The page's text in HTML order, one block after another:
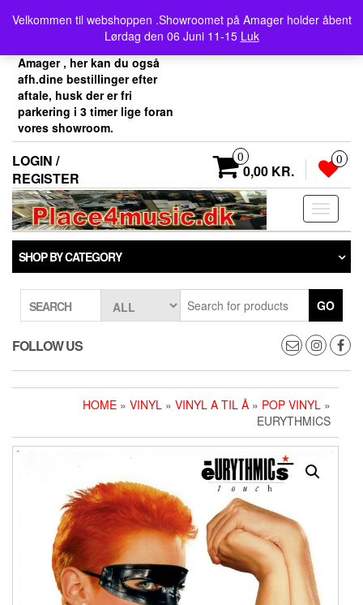
content
Velkommen til webshoppen .Showroomet på Amager holder åbent
Lørdag den 06 Juni 11-15 Luk
Velkommen her i
Place4music`s webshop .
Vores showroom ligger på
Amager , her kan du også
afh.dine bestillinger efter
aftale, husk der er fri
parkering i 3 timer lige foran
vores showroom.
LOGIN /
REGISTER
0
0,00 KR.
0
Toggle
SHOP BY CATEGORY
SEARCH GO
FOLLOW US
HOME » VINYL » VINYL A TIL Å » POP VINYL »
EURYTHMICS